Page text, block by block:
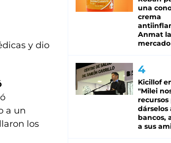
y dio
a un
los
una
crema
Anmat
mercado
Kicillof
"Milei
recursos
dárselos
bancos,
a sus